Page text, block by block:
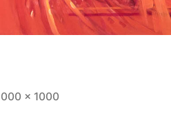
× 1000